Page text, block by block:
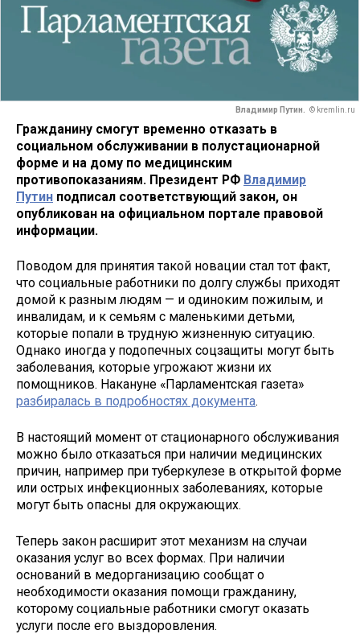
Владимир Путин. © kremlin.ru
Гражданину смогут временно отказать в
социальном обслуживании в полустационарной
форме и на дому по медицинским
противопоказаниям. Президент РФ Владимир
Путин подписал соответствующий закон, он
опубликован на официальном портале правовой
информации.
Поводом для принятия такой новации стал тот факт,
что социальные работники по долгу службы приходят
домой к разным людям — и одиноким пожилым, и
инвалидам, и к семьям с маленькими детьми,
которые попали в трудную жизненную ситуацию.
Однако иногда у подопечных соцзащиты могут быть
заболевания, которые угрожают жизни их
помощников. Накануне «Парламентская газета»
разбиралась в подробностях документа.
В настоящий момент от стационарного обслуживания
можно было отказаться при наличии медицинских
причин, например при туберкулезе в открытой форме
или острых инфекционных заболеваниях, которые
могут быть опасны для окружающих.
Теперь закон расширит этот механизм на случаи
оказания услуг во всех формах. При наличии
оснований в медорганизацию сообщат о
необходимости оказания помощи гражданину,
которому социальные работники смогут оказать
услуги после его выздоровления.